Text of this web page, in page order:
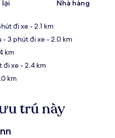
lại Nhà hàng
đi xe- 2.1 km
- 3 phút đi xe- 2.0 km
km
đi xe- 2.4 km
km
trú này